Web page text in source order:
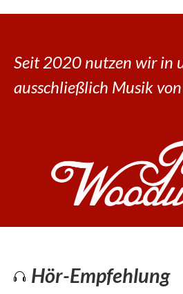
Seit 2020 nutzen wir in
ausschließlich Musik von
Hör-Empfehlung